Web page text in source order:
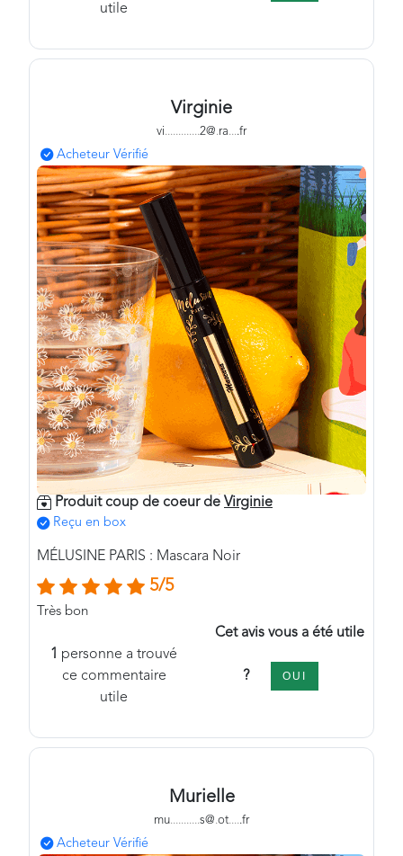
utile
Virginie
vi 2@ ra .fr
Acheteur Vérifié
Produit coup de coeur de Virginie
Reçu en box
MÉLUSINE PARIS : Mascara Noir
5/5
Très bon
1 personne a trouvé
ce commentaire
utile
Cet avis vous a été utile
? OUI
Murielle
mu...........s@.ot.....fr
Acheteur Vérifié